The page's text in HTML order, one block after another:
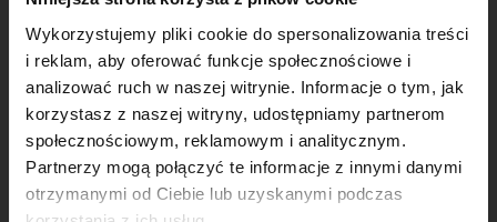
Wykorzystujemy pliki cookie do spersonalizowania treści
i reklam, aby oferować funkcje społecznościowe i
analizować ruch w naszej witrynie. Informacje o tym, jak
korzystasz z naszej witryny, udostępniamy partnerom
społecznościowym, reklamowym i analitycznym.
Partnerzy mogą połączyć te informacje z innymi danymi
otrzymanymi od Ciebie lub uzyskanymi podczas
Krok 4
Wyrośnięte bułki posmaruj dokładnie jajkiem roztrzepanym
z niewielką ilością wody.
Posyp sezamem i wstaw do piekarnika ipiecz około 15
minutdo zarumienienia.
×